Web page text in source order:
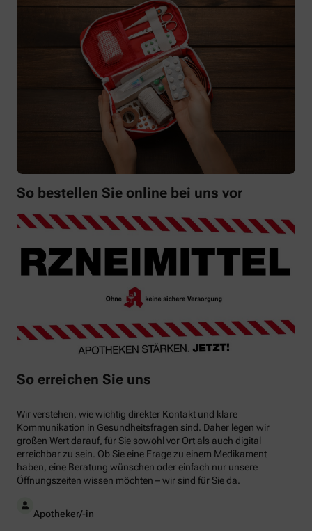
So bestellen Sie online bei uns vor
So erreichen Sie uns
Wir verstehen, wie wichtig direkter Kontakt und klare
Kommunikation in Gesundheitsfragen sind. Daher legen wir
großen Wert darauf, für Sie sowohl vor Ort als auch digital
erreichbar zu sein. Ob Sie eine Frage zu einem Medikament
haben, eine Beratung wünschen oder einfach nur unsere
Öffnungszeiten wissen möchten – wir sind für Sie da.
Apotheker/-in